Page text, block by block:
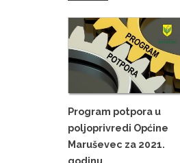
Program potpora u
poljoprivredi Općine
Maruševec za 2021.